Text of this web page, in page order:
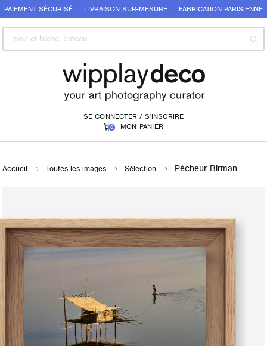
PAIEMENT SÉCURISÉ LIVRAISON SUR-MESURE FABRICATION PARISIENNE
SE CONNECTER / S'INSCRIRE
0 MON PANIER
Accueil Toutes les images Sélection Pêcheur Birman